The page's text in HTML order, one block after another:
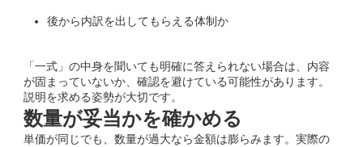
後から内訳を出してもらえる体制か
「一式」の中身を聞いても明確に答えられない場合は、内容
が固まっていないか、確認を避けている可能性があります。
説明を求める姿勢が大切です。
数量が妥当かを確かめる
単価が同じでも、数量が過大なら金額は膨らみます。実際の